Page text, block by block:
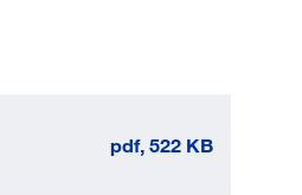
pdf, 522 KB